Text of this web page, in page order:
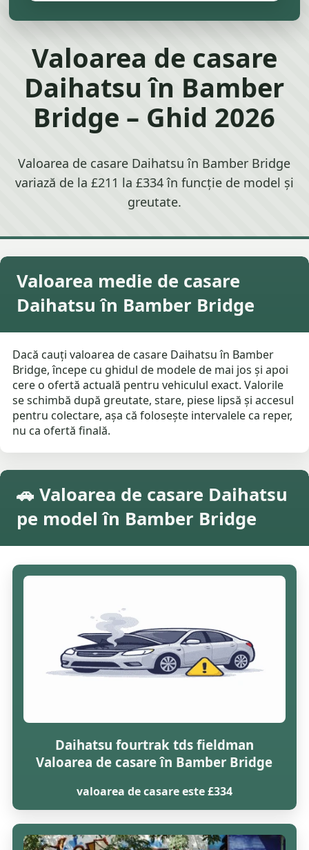
Valoarea de casare
Daihatsu în Bamber
Bridge – Ghid 2026
Valoarea de casare Daihatsu în Bamber Bridge
variază de la £211 la £334 în funcție de model și
greutate.
Valoarea medie de casare
Daihatsu în Bamber Bridge
Dacă cauți valoarea de casare Daihatsu în Bamber
Bridge, începe cu ghidul de modele de mai jos și apoi
cere o ofertă actuală pentru vehiculul exact. Valorile
se schimbă după greutate, stare, piese lipsă și accesul
pentru colectare, așa că folosește intervalele ca reper,
nu ca ofertă finală.
🚗 Valoarea de casare Daihatsu
pe model în Bamber Bridge
Daihatsu fourtrak tds fieldman
Valoarea de casare în Bamber Bridge
valoarea de casare este £334